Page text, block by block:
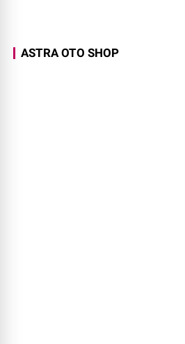
ASTRA OTO SHOP